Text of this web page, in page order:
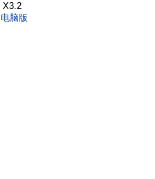
X3.2
电脑版